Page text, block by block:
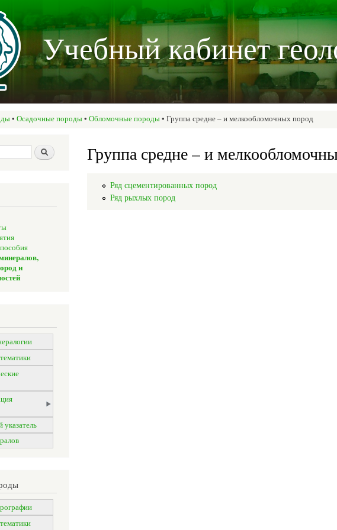
Перейти к
основному
содержанию
Учебный кабинет
• Осадочные породы• Обломочные породы• Группа средне – и мелкообломочных пород
Поиск
и
Группа средне – и
Ряд сцементированных пород
Ряд рыхлых пород